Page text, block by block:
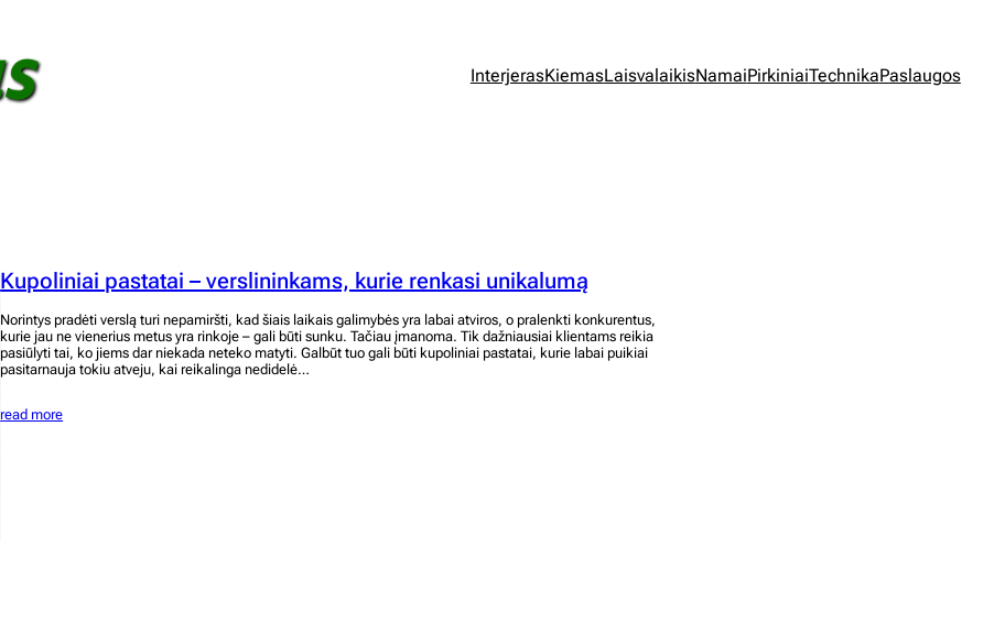
InterjerasKiemasLaisvalaikisNamaiPirkiniaiTechnikaPaslaugos
Kupoliniai pastatai – verslininkams, kurie renkasi unikalumą
Norintys pradėti verslą turi nepamiršti, kad šiais laikais galimybės yra labai atviros, o pralenkti konkurentus,
kurie jau ne vienerius metus yra rinkoje – gali būti sunku. Tačiau įmanoma. Tik dažniausiai klientams reikia
pasiūlyti tai, ko jiems dar niekada neteko matyti. Galbūt tuo gali būti kupoliniai pastatai, kurie labai puikiai
pasitarnauja tokiu atveju, kai reikalinga nedidelė…
read more